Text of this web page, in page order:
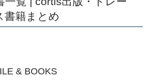
書籍まとめ
& BOOKS